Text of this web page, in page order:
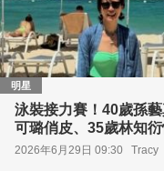
明星
泳裝接力賽！40歲孫
可璐俏皮、35歲林知
2026年6月29日 09:30 Tracy